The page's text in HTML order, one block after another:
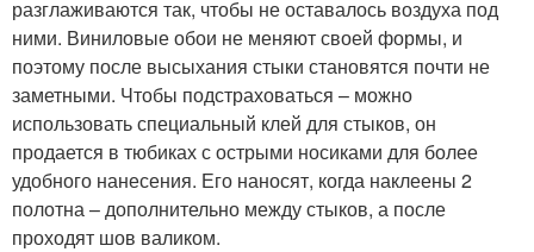
разглаживаются так, чтобы не оставалось воздуха под
ними. Виниловые обои не меняют своей формы, и
поэтому после высыхания стыки становятся почти не
заметными. Чтобы подстраховаться – можно
использовать специальный клей для стыков, он
продается в тюбиках с острыми носиками для более
удобного нанесения. Его наносят, когда наклеены 2
полотна – дополнительно между стыков, а после
проходят шов валиком.